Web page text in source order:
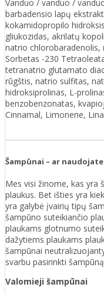
Vanduo / vanduo /
barbadensio lapų
kokamidopropilo
gliukozidas, akrilatų
natrio chlorobaradenolis,
Sorbetas -230
tetranatrio glutamato
rūgštis, natrio sulfitas,
hidroksiprolinas, L-
benzobenzonatas,
Cinnamal, Limonene,
Šampūnai – ar
Mes visi žinome, kas yra
plaukus. Bet išties yra
yra galybė įvairių tipų
šampūno suteikiančio
plaukams glotnumo
dažytiems plaukams
šampūnai
svarbu pasirinkti
Valomieji šampūnai